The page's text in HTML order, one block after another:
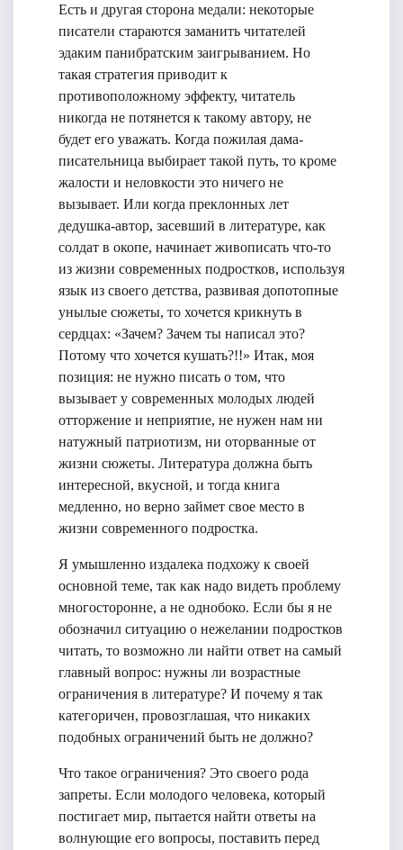
Есть и другая сторона медали: некоторые
писатели стараются заманить читателей
эдаким панибратским заигрыванием. Но
такая стратегия приводит к
противоположному эффекту, читатель
никогда не потянется к такому автору, не
будет его уважать. Когда пожилая дама-
писательница выбирает такой путь, то кроме
жалости и неловкости это ничего не
вызывает. Или когда преклонных лет
дедушка-автор, засевший в литературе, как
солдат в окопе, начинает живописать что-то
из жизни современных подростков, используя
язык из своего детства, развивая допотопные
унылые сюжеты, то хочется крикнуть в
сердцах: «Зачем? Зачем ты написал это?
Потому что хочется кушать?!!» Итак, моя
позиция: не нужно писать о том, что
вызывает у современных молодых людей
отторжение и неприятие, не нужен нам ни
натужный патриотизм, ни оторванные от
жизни сюжеты. Литература должна быть
интересной, вкусной, и тогда книга
медленно, но верно займет свое место в
жизни современного подростка.
Я умышленно издалека подхожу к своей
основной теме, так как надо видеть проблему
многосторонне, а не однобоко. Если бы я не
обозначил ситуацию о нежелании подростков
читать, то возможно ли найти ответ на самый
главный вопрос: нужны ли возрастные
ограничения в литературе? И почему я так
категоричен, провозглашая, что никаких
подобных ограничений быть не должно?
Что такое ограничения? Это своего рода
запреты. Если молодого человека, который
постигает мир, пытается найти ответы на
волнующие его вопросы, поставить перед